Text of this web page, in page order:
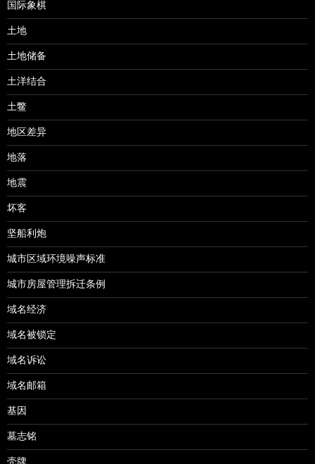
国际象棋
土地
土地储备
土洋结合
土鳖
地区差异
地落
地震
坏客
坚船利炮
城市区域环境噪声标准
城市房屋管理拆迁条例
域名经济
域名被锁定
域名诉讼
域名邮箱
基因
墓志铭
壳牌